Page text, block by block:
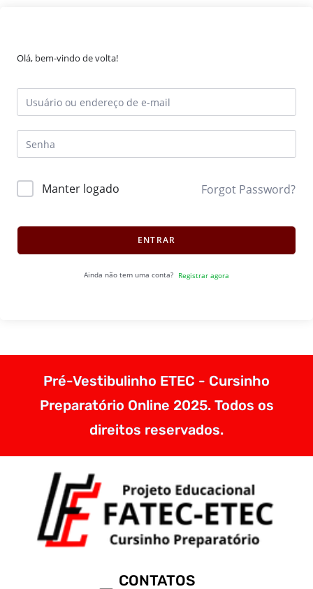
Olá, bem-vindo de volta!
Manter logado Forgot Password?
ENTRAR
Ainda não tem uma conta? Registrar agora
Pré-Vestibulinho ETEC - Cursinho
Preparatório Online 2025. Todos os
direitos reservados.
CONTATOS